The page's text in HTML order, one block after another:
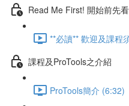
Read Me First! 開始前先看
**必讀** 歡迎及課程
課程及ProTools之介紹
ProTools簡介 (6:32)